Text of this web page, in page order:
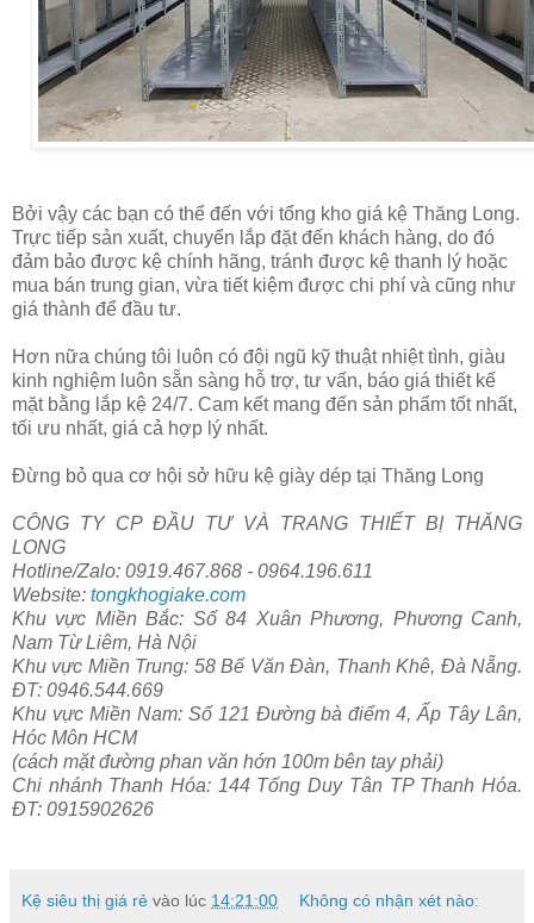
Bởi vậy các bạn có thể đến với tổng kho giá kệ Thăng Long.
Trực tiếp sản xuất, chuyển lắp đặt đến khách hàng, do đó
đảm bảo được kệ chính hãng, tránh được kệ thanh lý hoặc
mua bán trung gian, vừa tiết kiệm được chi phí và cũng như
giá thành để đầu tư.
Hơn nữa chúng tôi luôn có đội ngũ kỹ thuật nhiệt tình, giàu
kinh nghiệm luôn sẵn sàng hỗ trợ, tư vấn, báo giá thiết kế
mặt bằng lắp kệ 24/7. Cam kết mang đến sản phẩm tốt nhất,
tối ưu nhất, giá cả hợp lý nhất.
Đừng bỏ qua cơ hội sở hữu kệ giày dép tại Thăng Long
CÔNG TY CP ĐẦU TƯ VÀ TRANG THIẾT BỊ THĂNG
LONG
Hotline/Zalo: 0919.467.868 - 0964.196.611
Website: tongkhogiake.com
Khu vực Miền Bắc: Số 84 Xuân Phương, Phương Canh,
Nam Từ Liêm, Hà Nội
Khu vực Miền Trung: 58 Bế Văn Đàn, Thanh Khê, Đà Nẵng.
ĐT: 0946.544.669
Khu vực Miền Nam: Số 121 Đường bà điểm 4, Ấp Tây Lân,
Hóc Môn HCM
(cách mặt đường phan văn hớn 100m bên tay phải)
Chi nhánh Thanh Hóa: 144 Tống Duy Tân TP Thanh Hóa.
ĐT: 0915902626
Kệ siêu thị giá rẻ vào lúc 14:21:00 Không có nhận xét nào: